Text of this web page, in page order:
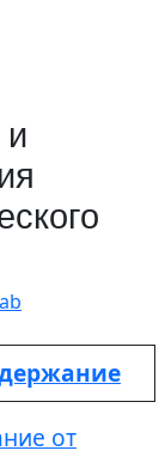
и
от